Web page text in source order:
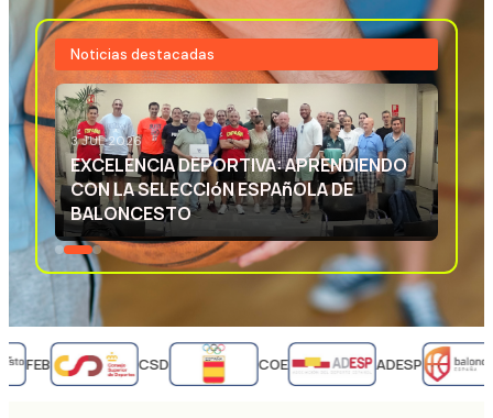
Noticias destacadas
3 JUL 2026
EXCELENCIA DEPORTIVA: APRENDIENDO
CON LA SELECCIóN ESPAñOLA DE
BALONCESTO
FEB CSD COE ADESP